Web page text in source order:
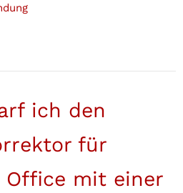
ich den
für
Office mit einer